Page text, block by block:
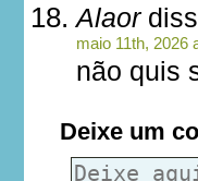
Alaor
maio 11th, 2026
não quis
Deixe um